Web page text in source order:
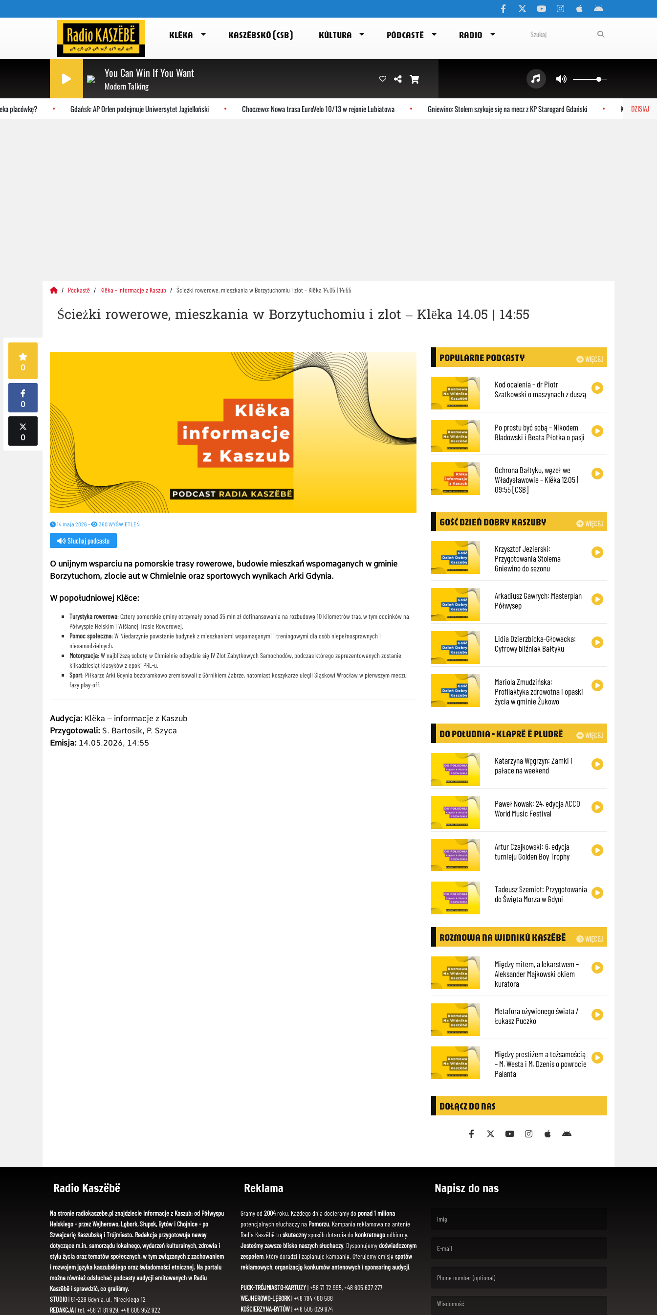
KLËKA KASZËBSKÔ (CSB) KÙLTURA PÒDCASTË RADIO
You Can Win If You Want
Modern Talking
DZISIAJ
Gdańsk: AP Orlen podejmuje Uniwersytet Jagielloński Choczewo: Nowa trasa EuroVelo 10/13 w rejonie Lubiatowa Gniewino: Stolem szykuje się na mecz z KP Starogard Gdański Kartuzy:
Pòdkastë Klëka - Informacje z Kaszub Ścieżki rowerowe, mieszkania w Borzytuchomiu i zlot – Klëka 14.05 | 14:55
Ścieżki rowerowe, mieszkania w Borzytuchomiu i zlot – Klëka 14.05 | 14:55
0
0
0
14 maja 2026 - 360 WYŚWIETLEŃ
Słuchaj podcastu
O unijnym wsparciu na pomorskie trasy rowerowe, budowie mieszkań wspomaganych w gminie
Borzytuchom, zlocie aut w Chmielnie oraz sportowych wynikach Arki Gdynia.
W popołudniowej Klëce:
Turystyka rowerowa: Cztery pomorskie gminy otrzymały ponad 35 mln zł dofinansowania na rozbudowę 10 kilometrów tras, w tym odcinków na
Półwyspie Helskim i Wiślanej Trasie Rowerowej.
Pomoc społeczna: W Niedarzynie powstanie budynek z mieszkaniami wspomaganymi i treningowymi dla osób niepełnosprawnych i
niesamodzielnych.
Motoryzacja: W najbliższą sobotę w Chmielnie odbędzie się IV Zlot Zabytkowych Samochodów, podczas którego zaprezentowanych zostanie
kilkadziesiąt klasyków z epoki PRL-u.
Sport: Piłkarze Arki Gdynia bezbramkowo zremisowali z Górnikiem Zabrze, natomiast koszykarze ulegli Śląskowi Wrocław w pierwszym meczu
fazy play-off.
Audycja: Klëka – informacje z Kaszub
Przygotowali: S. Bartosik, P. Szyca
Emisja: 14.05.2026, 14:55
WIĘCEJ
POPULARNE PODCASTY
Kod ocalenia – dr Piotr
Szatkowski o maszynach z duszą
Po prostu być sobą – Nikodem
Bladowski i Beata Płotka o pasji
Ochrona Bałtyku, węzeł we
Władysławowie – Klëka 12.05 |
09:55 [CSB]
WIĘCEJ
GOŚĆ DZIEŃ DOBRY KASZUBY
Krzysztof Jezierski:
Przygotowania Stolema
Gniewino do sezonu
Arkadiusz Gawrych: Masterplan
Półwysep
Lidia Dzierzbicka-Głowacka:
Cyfrowy bliźniak Bałtyku
Mariola Zmudzińska:
Profilaktyka zdrowotna i opaski
życia w gminie Żukowo
WIĘCEJ
DO POŁUDNIA - KLAPRË Ë PLUDRË
Katarzyna Węgrzyn: Zamki i
pałace na weekend
Paweł Nowak: 24. edycja ACCO
World Music Festival
Artur Czajkowski: 6. edycja
turnieju Golden Boy Trophy
Tadeusz Szemiot: Przygotowania
do Święta Morza w Gdyni
WIĘCEJ
ROZMOWA NA WIDNIKÙ KASZËBË
Między mitem, a lekarstwem –
Aleksander Majkowski okiem
kuratora
Metafora ożywionego świata /
Łukasz Puczko
Między prestiżem a tożsamością
– M. Westa i M. Dzenis o powrocie
Palanta
DOŁĄCZ DO NAS
Radio Kaszëbë
Na stronie radiokaszebe.pl znajdziecie informacje z Kaszub: od Półwyspu
Helskiego - przez Wejherowo, Lębork, Słupsk, Bytów i Chojnice - po
Szwajcarię Kaszubską i Trójmiasto. Redakcja przygotowuje newsy
dotyczące m.in. samorządu lokalnego, wydarzeń kulturalnych, zdrowia i
stylu życia oraz tematów społecznych, w tym związanych z zachowaniem
i rozwojem języka kaszubskiego oraz świadomości etnicznej. Na portalu
można również odsłuchać podcasty audycji emitowanych w Radiu
Kaszëbë i sprawdzić, co graliśmy.
STUDIO| 81-229 Gdynia, ul. Mireckiego 12
REDAKCJA| tel. +58 71 81 929, +48 605 952 922
Reklama
Gramy od 2004roku. Każdego dnia docieramy do ponad 1 miliona
potencjalnych słuchaczy na Pomorzu. Kampania reklamowa na antenie
Radia Kaszëbë toskutecznysposób dotarcia dokonkretnegoodbiorcy.
Jesteśmy zawsze blisko naszych słuchaczy. Dysponujemydoświadczonym
zespołem, który doradzi i zaplanuje kampanię. Oferujemy emisję spotów
reklamowych,organizację konkursów antenowychi sponsoring audycji.
PUCK-TRÓJMIASTO-KARTUZY| +58 71 72 995, +48 605 637 277
WEJHEROWO-LĘBORK| +48 784 480 588
KOŚCIERZYNA-BYTÓW| +48 505 029 974
Napisz do nas